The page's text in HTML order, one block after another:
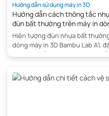
Hướng dẫn sử dụng máy in 3D
Hướng dẫn cách thông tắc
đùn bất thường trên máy in
Hiện tượng đùn nhựa bất
dòng máy in 3D Bambu Lab A1,
hoặc khi đầu in gặp tình trạng